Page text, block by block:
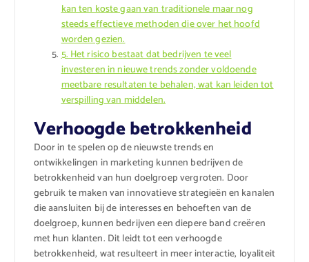
kan ten koste gaan van traditionele maar nog
steeds effectieve methoden die over het hoofd
worden gezien.
5. Het risico bestaat dat bedrijven te veel
investeren in nieuwe trends zonder voldoende
meetbare resultaten te behalen, wat kan leiden tot
verspilling van middelen.
Verhoogde betrokkenheid
Door in te spelen op de nieuwste trends en
ontwikkelingen in marketing kunnen bedrijven de
betrokkenheid van hun doelgroep vergroten. Door
gebruik te maken van innovatieve strategieën en kanalen
die aansluiten bij de interesses en behoeften van de
doelgroep, kunnen bedrijven een diepere band creëren
met hun klanten. Dit leidt tot een verhoogde
betrokkenheid, wat resulteert in meer interactie, loyaliteit